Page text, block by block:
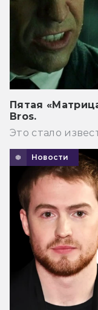
Пятая
Bros.
Это стало
Новости